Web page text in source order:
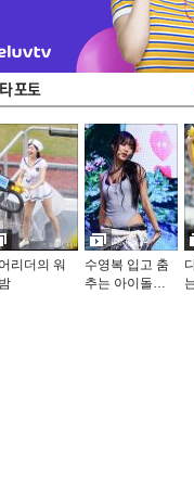
리더의 워
수영복 입고 춤
추는 아이돌…